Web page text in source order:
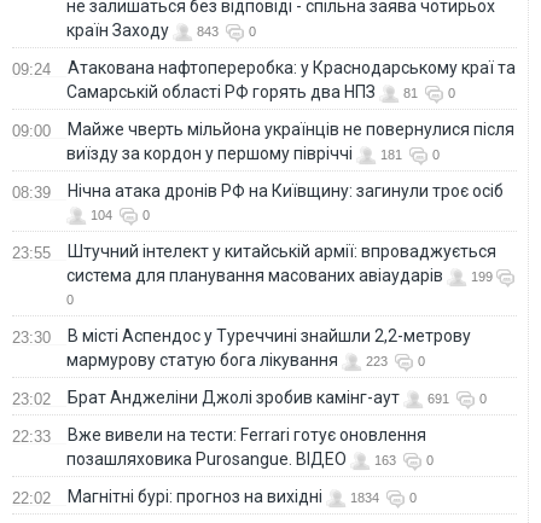
не залишаться без відповіді - спільна заява чотирьох
країн Заходу
843 0
09:24
Атакована нафтопереробка: у Краснодарському краї та
Самарській області РФ горять два НПЗ
81 0
09:00
Майже чверть мільйона українців не повернулися після
виїзду за кордон у першому півріччі
181 0
08:39 Нічна атака дронів РФ на Київщину: загинули троє осіб
104 0
23:55
Штучний інтелект у китайській армії: впроваджується
система для планування масованих авіаударів
199
0
23:30
В місті Аспендос у Туреччині знайшли 2,2-метрову
мармурову статую бога лікування
223 0
23:02 Брат Анджеліни Джолі зробив камінг-аут 691 0
22:33
Вже вивели на тести: Ferrari готує оновлення
позашляховика Purosangue. ВІДЕО
163 0
22:02 Магнітні бурі: прогноз на вихідні 1834 0